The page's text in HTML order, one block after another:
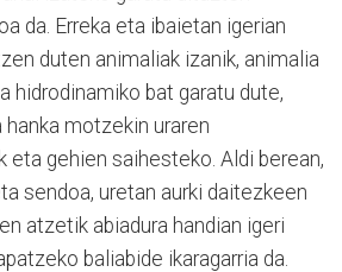
da. Erreka eta ibaietan igerian
duten animaliak izanik, animalia
hidrodinamiko bat garatu dute,
motzekin uraren
eta gehien saihesteko. Aldi berean,
sendoa, uretan aurki daitezkeen
atzetik abiadura handian igeri
baliabide ikaragarria da.